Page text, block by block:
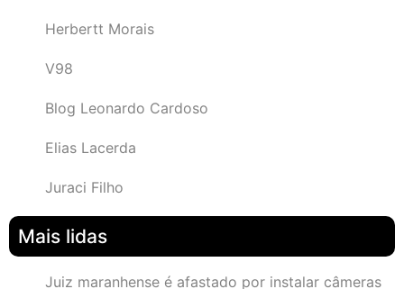
Herbertt Morais
V98
Blog Leonardo Cardoso
Elias Lacerda
Juraci Filho
Mais lidas
Juiz maranhense é afastado por instalar câmeras